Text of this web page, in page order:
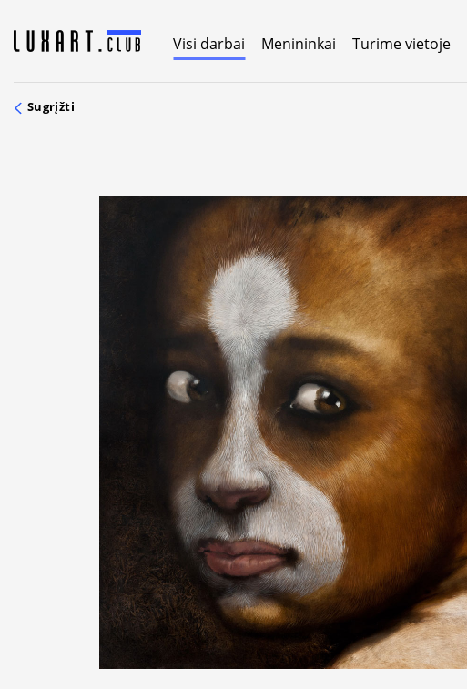
content
Visi darbai Menininkai Turime vietoje
Sugrįžti